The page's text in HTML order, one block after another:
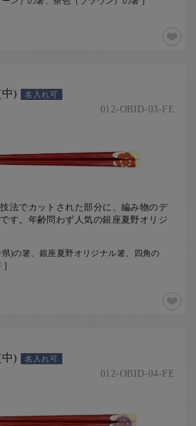
) 名入れ可
012-OBID-03-FE
法でカットされた部分に、編み物のデ
す。年齢問わず人気の銀座夏野オリジ
)の箸、銀座夏野オリジナル箸、四角の
]
) 名入れ可
012-OBID-04-FE